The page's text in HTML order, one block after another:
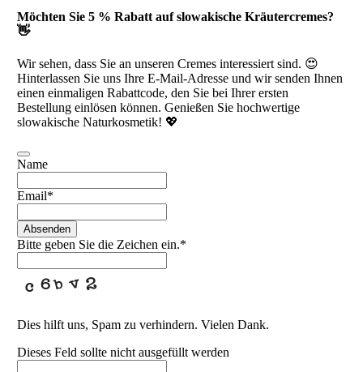
Möchten Sie 5 % Rabatt auf slowakische Kräutercremes?
👋
Wir sehen, dass Sie an unseren Cremes interessiert sind. 😍
Hinterlassen Sie uns Ihre E-Mail-Adresse und wir senden Ihnen
einen einmaligen Rabattcode, den Sie bei Ihrer ersten
Bestellung einlösen können. Genießen Sie hochwertige
slowakische Naturkosmetik! 💖
Name
Email*
Absenden
Bitte geben Sie die Zeichen ein.*
Dies hilft uns, Spam zu verhindern. Vielen Dank.
Dieses Feld sollte nicht ausgefüllt werden